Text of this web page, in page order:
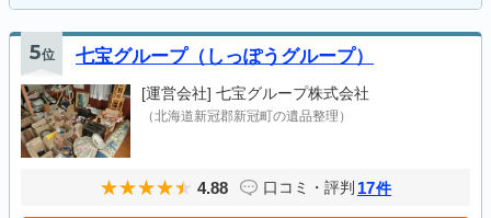
5位 七宝グループ（しっぽうグループ）
[運営会社] 七宝グループ株式会社
（北海道新冠郡新冠町の遺品整理）
4.88 口コミ・評判 17件